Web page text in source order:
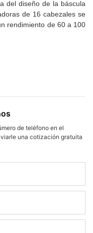
del diseño de la báscula
de 16 cabezales se
rendimiento de 60 a 100
de teléfono en el
una cotización gratuita